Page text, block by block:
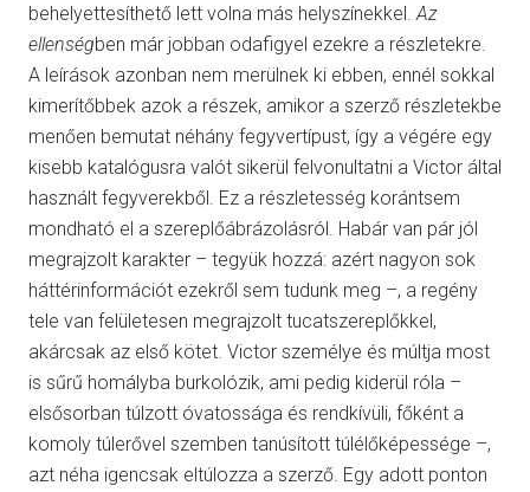
behelyettesíthető lett volna más helyszínekkel. Az
ellenségben már jobban odafigyel ezekre a részletekre.
A leírások azonban nem merülnek ki ebben, ennél sokkal
kimerítőbbek azok a részek, amikor a szerző részletekbe
menően bemutat néhány fegyvertípust, így a végére egy
kisebb katalógusra valót sikerül felvonultatni a Victor által
használt fegyverekből. Ez a részletesség korántsem
mondható el a szereplőábrázolásról. Habár van pár jól
megrajzolt karakter – tegyük hozzá: azért nagyon sok
háttérinformációt ezekről sem tudunk meg –, a regény
tele van felületesen megrajzolt tucatszereplőkkel,
akárcsak az első kötet. Victor személye és múltja most
is sűrű homályba burkolózik, ami pedig kiderül róla –
elsősorban túlzott óvatossága és rendkívüli, főként a
komoly túlerővel szemben tanúsított túlélőképessége –,
azt néha igencsak eltúlozza a szerző. Egy adott ponton